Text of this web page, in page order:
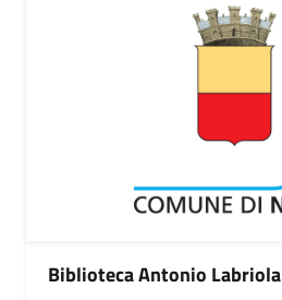
Biblioteca Antonio Labriola